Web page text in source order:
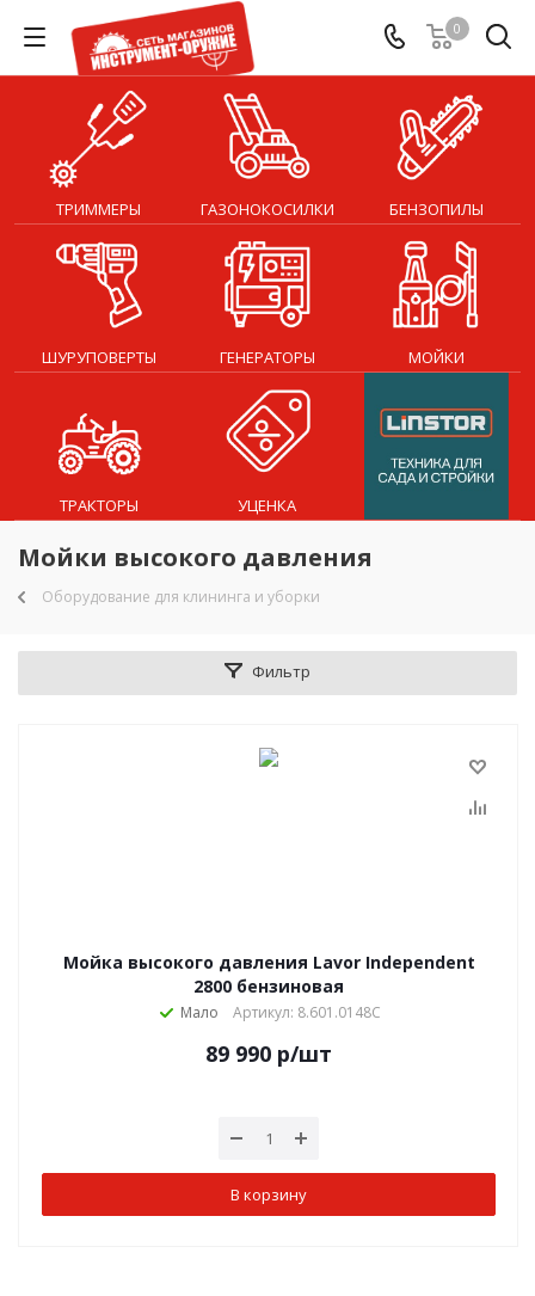
0
ТРИММЕРЫ ГАЗОНОКОСИЛКИ БЕНЗОПИЛЫ
ШУРУПОВЕРТЫ ГЕНЕРАТОРЫ МОЙКИ
ТРАКТОРЫ УЦЕНКА
Мойки высокого давления
Оборудование для клининга и уборки
Фильтр
Мойка высокого давления Lavor Independent
2800 бензиновая
Мало Артикул: 8.601.0148C
89 990 р/шт
В корзину